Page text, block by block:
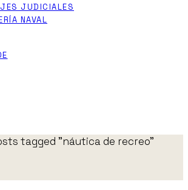
JUDICIALES
NAVAL
tagged "náutica de recreo"